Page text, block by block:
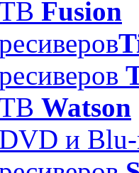
Fusion
Watson
и